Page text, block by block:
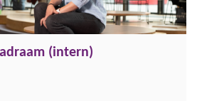
(intern)